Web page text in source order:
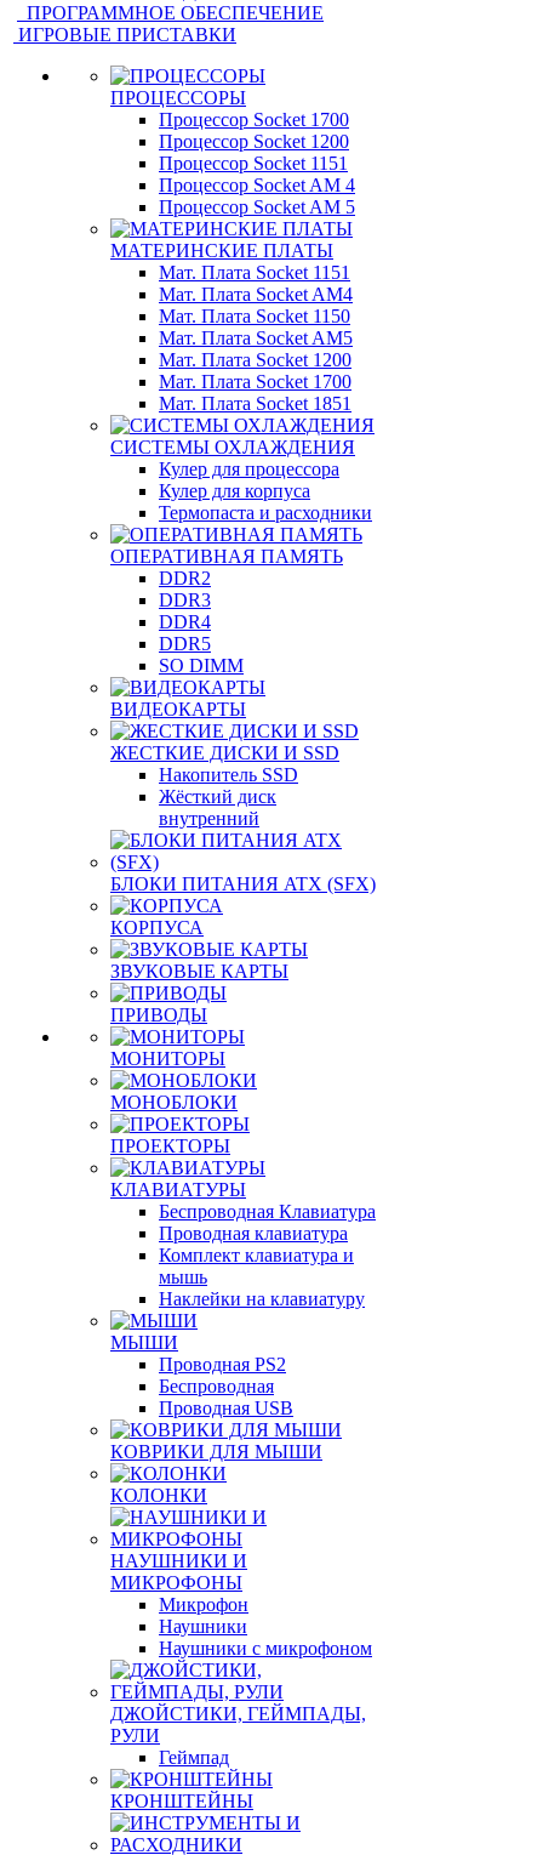
ПРОГРАММНОЕ ОБЕСПЕЧЕНИЕ
ИГРОВЫЕ ПРИСТАВКИ
ПРОЦЕССОРЫ
Процессор Socket 1700
Процессор Socket 1200
Процессор Socket 1151
Процессор Socket AM 4
Процессор Socket AM 5
МАТЕРИНСКИЕ ПЛАТЫ
Мат. Плата Socket 1151
Мат. Плата Socket AM4
Мат. Плата Socket 1150
Мат. Плата Socket AM5
Мат. Плата Socket 1200
Мат. Плата Socket 1700
Мат. Плата Socket 1851
СИСТЕМЫ ОХЛАЖДЕНИЯ
Кулер для процессора
Кулер для корпуса
Термопаста и расходники
ОПЕРАТИВНАЯ ПАМЯТЬ
DDR2
DDR3
DDR4
DDR5
SO DIMM
ВИДЕОКАРТЫ
ЖЕСТКИЕ ДИСКИ И SSD
Накопитель SSD
Жёсткий диск
внутренний
БЛОКИ ПИТАНИЯ ATX (SFX)
КОРПУСА
ЗВУКОВЫЕ КАРТЫ
ПРИВОДЫ
МОНИТОРЫ
МОНОБЛОКИ
ПРОЕКТОРЫ
КЛАВИАТУРЫ
Беспроводная Клавиатура
Проводная клавиатура
Комплект клавиатура и
мышь
Наклейки на клавиатуру
МЫШИ
Проводная PS2
Беспроводная
Проводная USB
КОВРИКИ ДЛЯ МЫШИ
КОЛОНКИ
НАУШНИКИ И
МИКРОФОНЫ
Микрофон
Наушники
Наушники с микрофоном
ДЖОЙСТИКИ, ГЕЙМПАДЫ,
РУЛИ
Геймпад
КРОНШТЕЙНЫ